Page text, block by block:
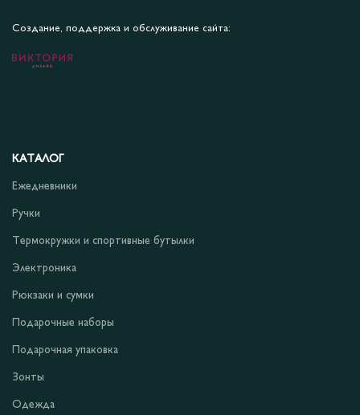
Создание, поддержка и обслуживание сайта:
КАТАЛОГ
Ежедневники
Ручки
Термокружки и спортивные бутылки
Электроника
Рюкзаки и сумки
Подарочные наборы
Подарочная упаковка
Зонты
Одежда